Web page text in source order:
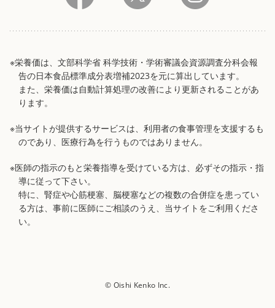
※栄養価は、文部科学省 科学技術・学術審議会資源調査分科会報
告の日本食品標準成分表増補2023を元に算出しています。
また、栄養価は自動計算処理の改善により更新されることがあ
ります。
※当サイトが提供するサービスは、利用者の食事管理を支援するも
のであり、医療行為を行うものではありません。
※医師の指示のもと栄養指導を受けている方は、必ずその指示・指
導に従って下さい。
特に、腎症や心筋梗塞、脳梗塞などの複数の合併症を患ってい
る方は、事前に医師にご相談のうえ、当サイトをご利用くださ
い。
© Oishi Kenko Inc.